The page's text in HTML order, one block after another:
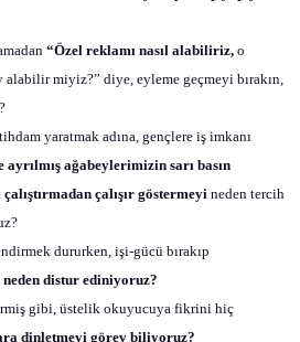
“Özel reklamı nasıl alabiliriz, o
miyiz?” diye, eyleme geçmeyi bırakın,
yaratmak adına, gençlere iş imkanı
ayrılmış ağabeylerimizin sarı basın
çalışır göstermeyi neden tercih
dururken, işi-gücü bırakıp
distur ediniyoruz?
gibi, üstelik okuyucuya fikrini hiç
dinletmeyi görev biliyoruz?